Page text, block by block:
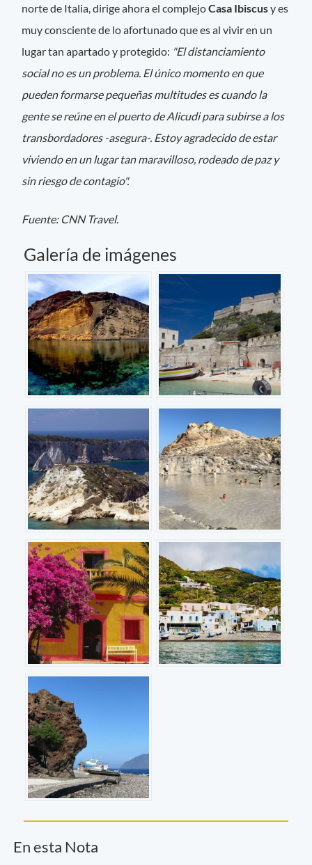
norte de Italia, dirige ahora el complejoCasa Ibiscusy es
muy consciente de lo afortunado que es al vivir en un
lugar tan apartado y protegido: "El distanciamiento
social no es un problema. El único momento en que
pueden formarse pequeñas multitudes es cuando la
gente se reúne en el puerto de Alicudi para subirse a los
transbordadores -asegura-. Estoy agradecido de estar
viviendo en un lugar tan maravilloso, rodeado de paz y
sin riesgo de contagio".
Fuente: CNN Travel.
Galería de imágenes
En esta Nota